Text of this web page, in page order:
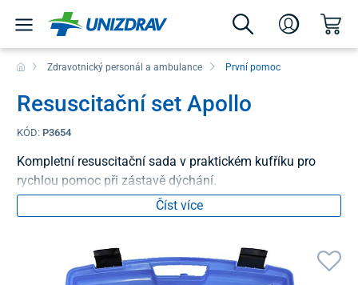
Zdravotnický personál a ambulance První pomoc
Resuscitační set Apollo
KÓD: P3654
Kompletní resuscitační sada v praktickém kufříku pro
rychlou pomoc při zástavě dýchání.
Číst více